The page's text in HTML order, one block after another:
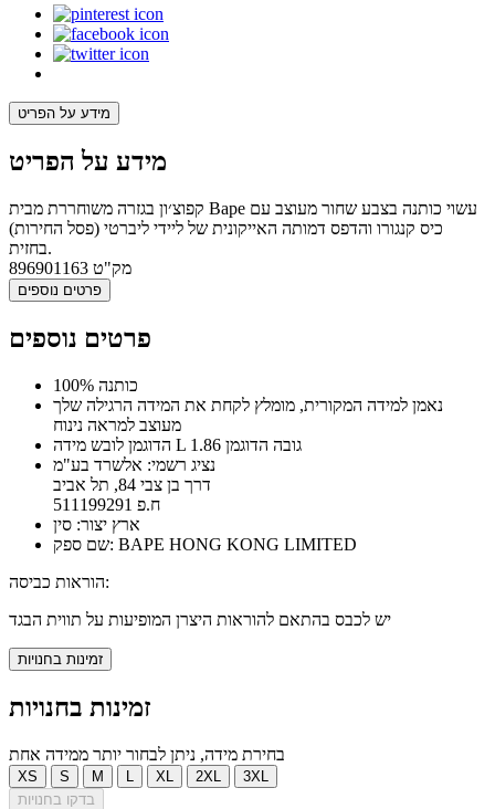
מידע על הפריט
מידע על הפריט
קפוצ׳ון בגזרה משוחררת מבית Bape עשוי כותנה בצבע שחור מעוצב עם
כיס קנגורו והדפס דמותה האייקונית של ליידי ליברטי (פסל החירות)
בחזית.
מק"ט 896901163
פרטים נוספים
פרטים נוספים
100% כותנה
נאמן למידה המקורית, מומלץ לקחת את המידה הרגילה שלך
מעוצב למראה נינוח
הדוגמן לובש מידה L גובה הדוגמן 1.86
נציג רשמי: אלשרד בע"מ
דרך בן צבי 84, תל אביב
ח.פ 511199291
ארץ יצור: סין
שם ספק: BAPE HONG KONG LIMITED
הוראות כביסה:
יש לכבס בהתאם להוראות היצרן המופיעות על תווית הבגד
זמינות בחנויות
זמינות בחנויות
בחירת מידה, ניתן לבחור יותר ממידה אחת
XS S M XL 2XL
3XL
בדקו בחנויות